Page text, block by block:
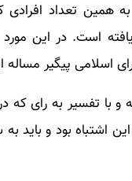
همین تعداد
است. در این
اسلامی پیگیر مساله
اشتباه بود و باید